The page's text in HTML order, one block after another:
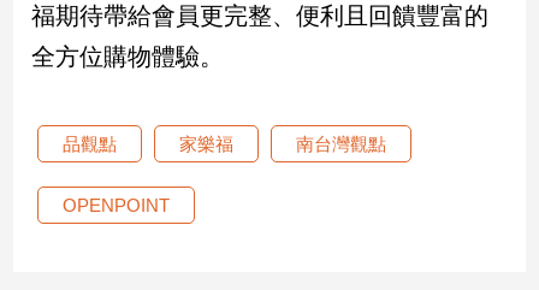
專
區
福期待帶給會員更完整、便利且回饋豐富的
全方位購物體驗。
品觀點 家樂福 南台灣觀點
OPENPOINT